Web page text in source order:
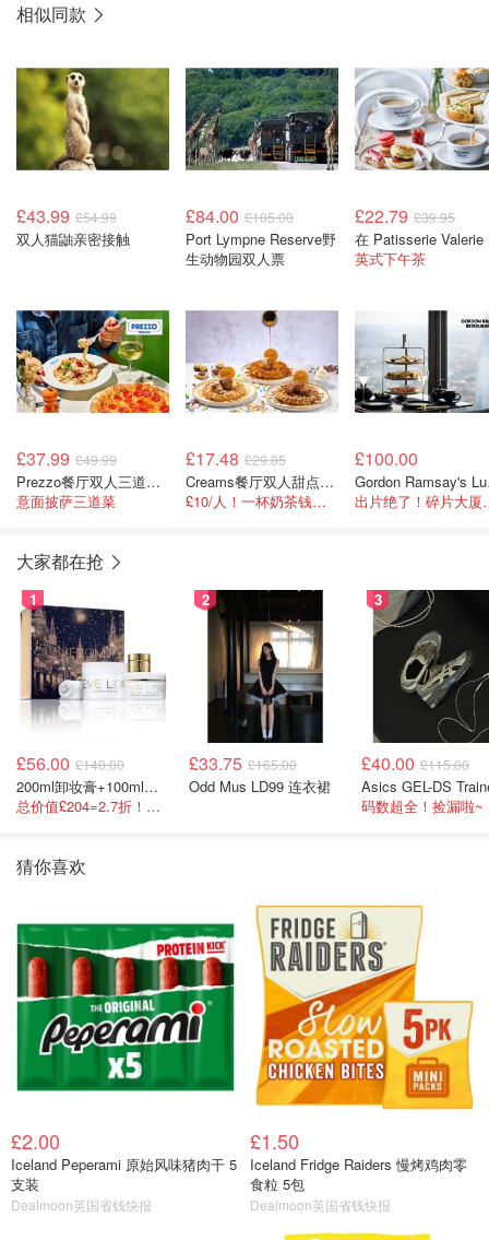
相似同款
£43.99 £54.99
双人猫鼬亲密接触
£84.00 £105.00
Port Lympne Reserve野
生动物园双人票
£22.79 £39.95
英式下午茶
£37.99 £49.99
Prezzo餐厅双人三道菜套餐
意面披萨三道菜
£17.48 £29.85
Creams餐厅双人甜点及饮品套餐
£10/人！一杯奶茶钱美美吃甜品
£100.00
出片绝
大家都在抢
1
£56.00 £140.00
200ml卸妆膏+100ml急救面膜+面霜+洁颜布
总价值£204=2.7折！闭眼冲这套！
2
£33.75 £165.00
Odd Mus LD99 连衣裙
3
£40.00 £115.00
码数超全！捡漏啦~
猜你喜欢
£2.00
Iceland Peperami 原始风味猪肉干 5
支装
Dealmoon英国省钱快报
£1.50
Iceland Fridge Raiders 慢烤鸡肉零
食粒 5包
Dealmoon英国省钱快报